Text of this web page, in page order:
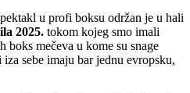
u profi boksu održan je u hali
2025. tokom kojeg smo imali
mečeva u kome su snage
sebe imaju bar jednu evropsku,